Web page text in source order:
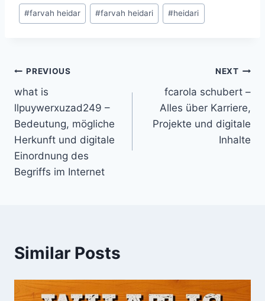
Post
Tags:
#farvah heidar #farvah heidari #heidari
Post
navigation
PREVIOUS
what is
llpuywerxuzad249 –
Bedeutung, mögliche
Herkunft und digitale
Einordnung des
Begriffs im Internet
NEXT
fcarola schubert –
Alles über Karriere,
Projekte und digitale
Inhalte
Similar Posts